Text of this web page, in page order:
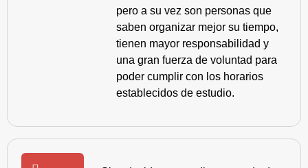
pero a su vez son personas que
saben organizar mejor su tiempo,
tienen mayor responsabilidad y
una gran fuerza de voluntad para
poder cumplir con los horarios
establecidos de estudio.